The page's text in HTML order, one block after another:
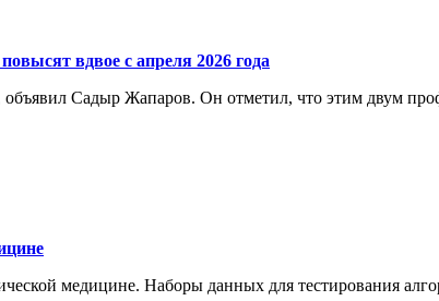
вдвое с апреля 2026 года
объявил Садыр Жапаров. Он отметил, что этим двум
медицине. Наборы данных для тестирования